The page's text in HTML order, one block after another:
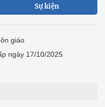
Sự kiện
giáo
ngày 17/10/2025